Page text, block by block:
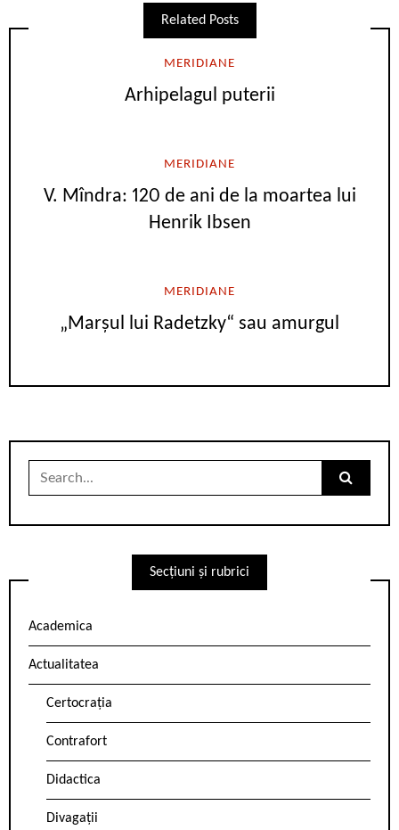
Related Posts
MERIDIANE
Arhipelagul puterii
MERIDIANE
V. Mîndra: 120 de ani de la moartea lui
Henrik Ibsen
MERIDIANE
„Marşul lui Radetzky“ sau amurgul
Search
Secțiuni și rubrici
Academica
Actualitatea
Certocrația
Contrafort
Didactica
Divagații